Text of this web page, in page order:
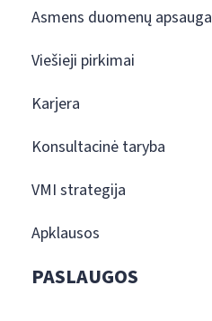
Asmens duomenų apsauga
Viešieji pirkimai
Karjera
Konsultacinė taryba
VMI strategija
Apklausos
PASLAUGOS